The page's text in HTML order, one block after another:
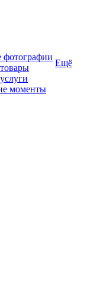
моменты
Ещё